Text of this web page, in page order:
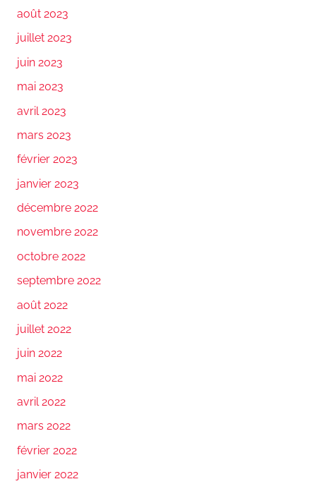
août 2023
juillet 2023
juin 2023
mai 2023
avril 2023
mars 2023
février 2023
janvier 2023
décembre 2022
novembre 2022
octobre 2022
septembre 2022
août 2022
juillet 2022
juin 2022
mai 2022
avril 2022
mars 2022
février 2022
janvier 2022